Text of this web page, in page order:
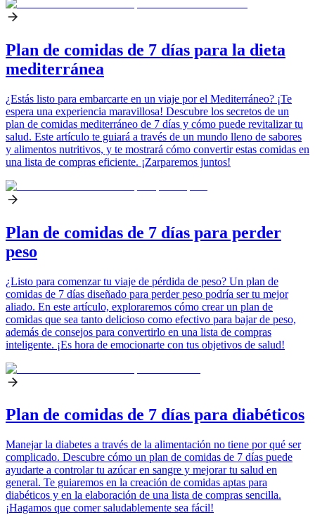
Plan de comidas de 7 días para la dieta
mediterránea
¿Estás listo para embarcarte en un viaje por el Mediterráneo? ¡Te
espera una experiencia maravillosa! Descubre los secretos de un
plan de comidas mediterráneo de 7 días y cómo puede revitalizar tu
salud. Este artículo te guiará a través de un mundo lleno de sabores
y alimentos nutritivos, y te mostrará cómo convertir estas comidas en
una lista de compras eficiente. ¡Zarparemos juntos!
Plan de comidas de 7 días para perder
peso
¿Listo para comenzar tu viaje de pérdida de peso? Un plan de
comidas de 7 días diseñado para perder peso podría ser tu mejor
aliado. En este artículo, exploraremos cómo crear un plan de
comidas que sea tanto delicioso como efectivo para bajar de peso,
además de consejos para convertirlo en una lista de compras
inteligente. ¡Es hora de emocionarte con tus objetivos de salud!
Plan de comidas de 7 días para diabéticos
Manejar la diabetes a través de la alimentación no tiene por qué ser
complicado. Descubre cómo un plan de comidas de 7 días puede
ayudarte a controlar tu azúcar en sangre y mejorar tu salud en
general. Te guiaremos en la creación de comidas aptas para
diabéticos y en la elaboración de una lista de compras sencilla.
¡Hagamos que comer saludablemente sea fácil!